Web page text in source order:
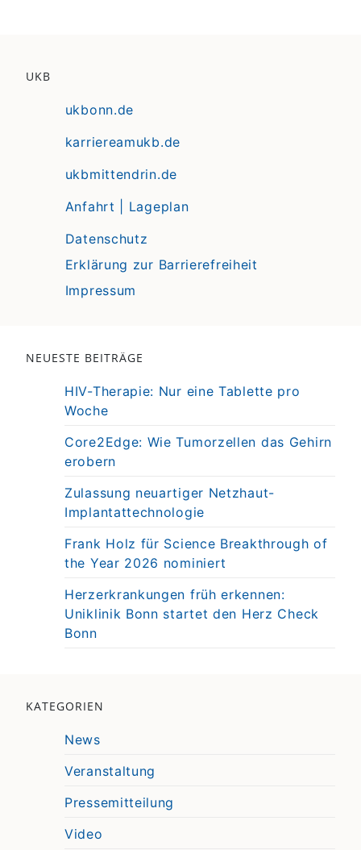
UKB
ukbonn.de
karriereamukb.de
ukbmittendrin.de
Anfahrt | Lageplan
Datenschutz
Erklärung zur Barrierefreiheit
Impressum
NEUESTE BEITRÄGE
HIV-Therapie: Nur eine Tablette pro
Woche
Core2Edge: Wie Tumorzellen das Gehirn
erobern
Zulassung neuartiger Netzhaut-
Implantattechnologie
Frank Holz für Science Breakthrough of
the Year 2026 nominiert
Herzerkrankungen früh erkennen:
Uniklinik Bonn startet den Herz Check
Bonn
KATEGORIEN
News
Veranstaltung
Pressemitteilung
Video